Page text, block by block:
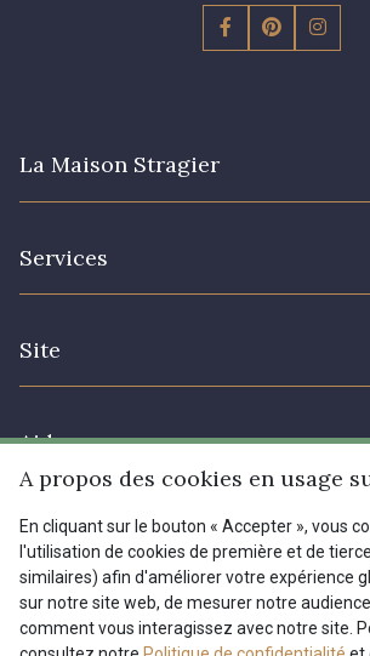
La Maison Stragier
Services
Site
Prix réduits
Aide
Livraison : France, Belgique,
Retours & réclamations
FAQ - Questions fréquentes
Modes de paiements
Menu
Tous nos tissus
FR EN
A propos des cookies en usage
En cliquant sur le bouton « Accepter », vous
l'utilisation de cookies de première et de
similaires) afin d'améliorer votre expérience
sur notre site web, de mesurer notre
comment vous interagissez avec notre site.